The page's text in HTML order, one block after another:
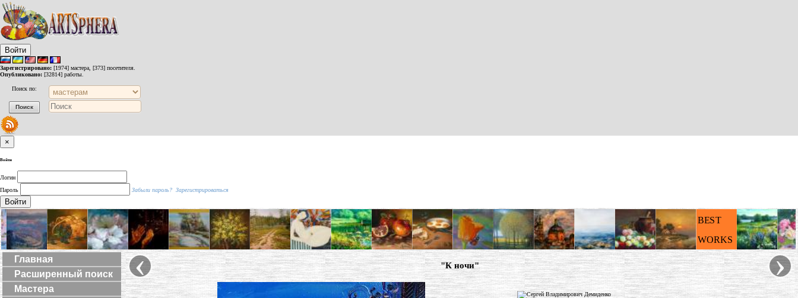
Войти
Зарегистрировано: [1974] мастера, [373] посетителя.
Опубликовано: [32814] работы.
Поиск по:
×
Войти
Логин
Пароль
Забыли пароль? Зарегистрироваться
Войти
BEST
WORKS
Главная
Расширенный поиск
Мастера
‹ "К ночи" ›